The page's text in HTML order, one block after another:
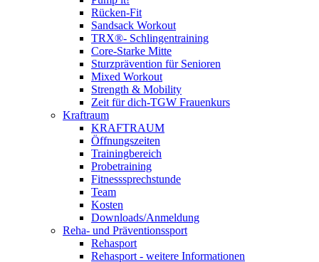
Rücken-Fit
Sandsack Workout
TRX®- Schlingentraining
Core-Starke Mitte
Sturzprävention für Senioren
Mixed Workout
Strength & Mobility
Zeit für dich-TGW Frauenkurs
Kraftraum
KRAFTRAUM
Öffnungszeiten
Trainingbereich
Probetraining
Fitnesssprechstunde
Team
Kosten
Downloads/Anmeldung
Reha- und Präventionssport
Rehasport
Rehasport - weitere Informationen